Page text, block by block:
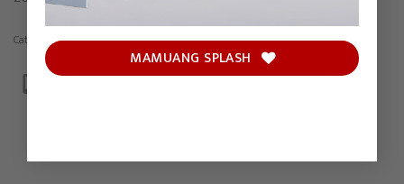
MAMUANG SPLASH
Category:Drawing